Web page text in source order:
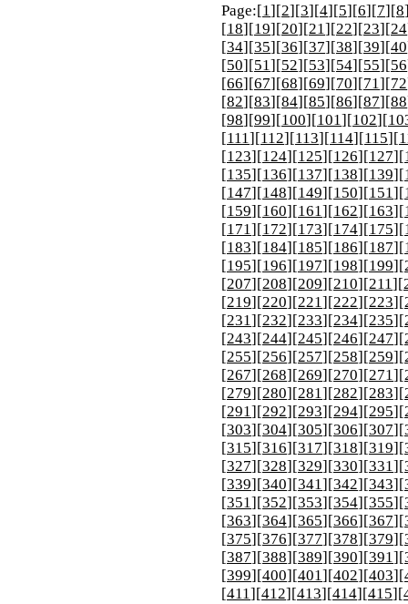
Page:[1][2][3][4][5][6][7][8
[18][19][20][21][22][23][24
[34][35][36][37][38][39][40
[50][51][52][53][54][55][56
[66][67][68][69][70][71][72
[82][83][84][85][86][87][88
[98][99][100][101][102][
[111][112][113][114][115][
[123][124][125][126][127][
[135][136][137][138][139][
[147][148][149][150][151][
[159][160][161][162][163][
[171][172][173][174][175][
[183][184][185][186][187][
[195][196][197][198][199][
[207][208][209][210][211][
[219][220][221][222][223][
[231][232][233][234][235][
[243][244][245][246][247][
[255][256][257][258][259][
[267][268][269][270][271][
[279][280][281][282][283][
[291][292][293][294][295][
[303][304][305][306][307][
[315][316][317][318][319][
[327][328][329][330][331][
[339][340][341][342][343][
[351][352][353][354][355][
[363][364][365][366][367][
[375][376][377][378][379][
[387][388][389][390][391][
[399][400][401][402][403][
[411][412][413][414][415][